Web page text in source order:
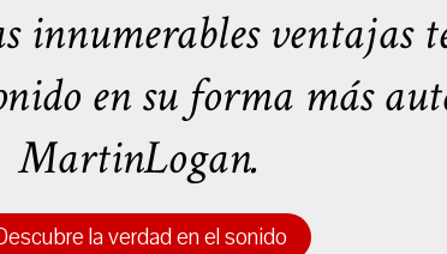
innumerables ventajas
en su forma más
MartinLogan.
la verdad en el sonido